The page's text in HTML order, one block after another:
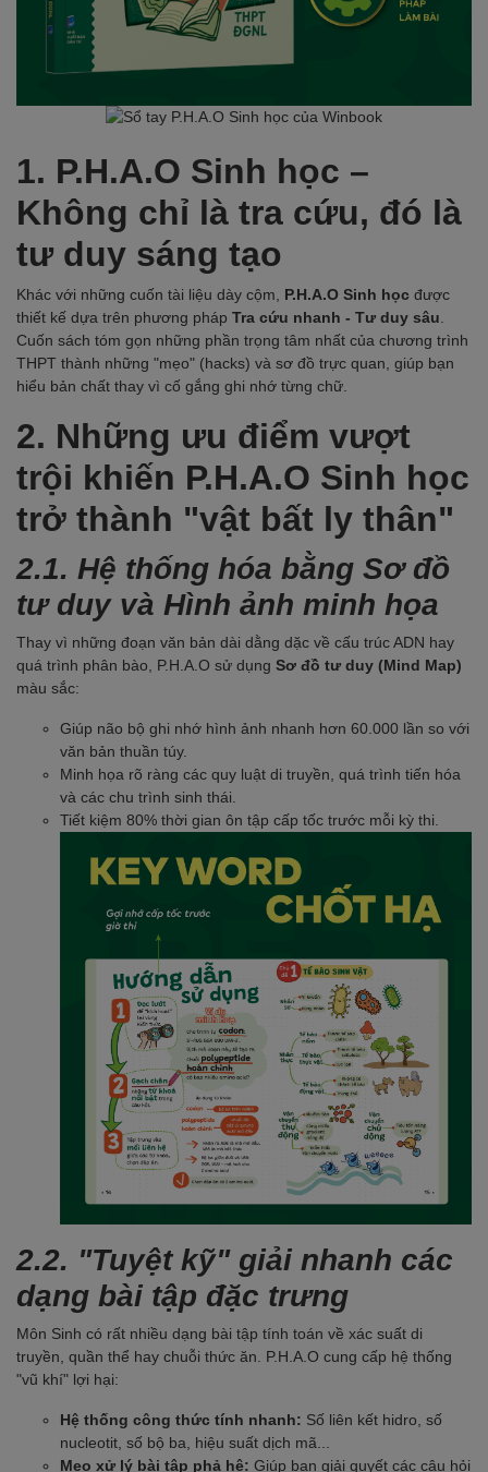
1. P.H.A.O Sinh học –
Không chỉ là tra cứu, đó là
tư duy sáng tạo
Khác với những cuốn tài liệu dày cộm, P.H.A.O Sinh học được
thiết kế dựa trên phương pháp Tra cứu nhanh - Tư duy sâu.
Cuốn sách tóm gọn những phần trọng tâm nhất của chương trình
THPT thành những "mẹo" (hacks) và sơ đồ trực quan, giúp bạn
hiểu bản chất thay vì cố gắng ghi nhớ từng chữ.
2. Những ưu điểm vượt
trội khiến P.H.A.O Sinh học
trở thành "vật bất ly thân"
2.1. Hệ thống hóa bằng Sơ đồ
tư duy và Hình ảnh minh họa
Thay vì những đoạn văn bản dài dằng dặc về cấu trúc ADN hay
quá trình phân bào, P.H.A.O sử dụng Sơ đồ tư duy (Mind Map)
màu sắc:
Giúp não bộ ghi nhớ hình ảnh nhanh hơn 60.000 lần so với
văn bản thuần túy.
Minh họa rõ ràng các quy luật di truyền, quá trình tiến hóa
và các chu trình sinh thái.
Tiết kiệm 80% thời gian ôn tập cấp tốc trước mỗi kỳ thi.
2.2. "Tuyệt kỹ" giải nhanh các
dạng bài tập đặc trưng
Môn Sinh có rất nhiều dạng bài tập tính toán về xác suất di
truyền, quần thể hay chuỗi thức ăn. P.H.A.O cung cấp hệ thống
"vũ khí" lợi hại:
Hệ thống công thức tính nhanh: Số liên kết hidro, số
nucleotit, số bộ ba, hiệu suất dịch mã...
Mẹo xử lý bài tập phả hệ: Giúp bạn giải quyết các câu hỏi